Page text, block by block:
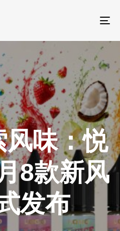
味：悦
8款新风
发布